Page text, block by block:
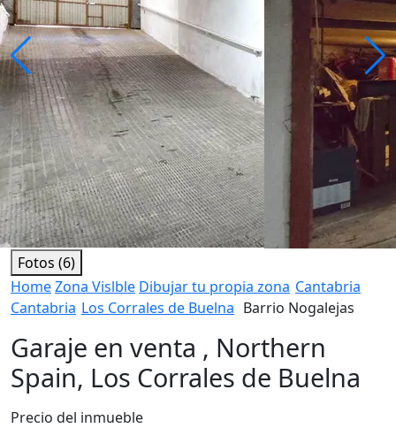
Fotos (6)
HomeZona Vislble Dibujar tu propia zona Cantabria
Cantabria Los Corrales de Buelna Barrio Nogalejas
Garaje en venta , Northern
Spain, Los Corrales de Buelna
Precio del inmueble